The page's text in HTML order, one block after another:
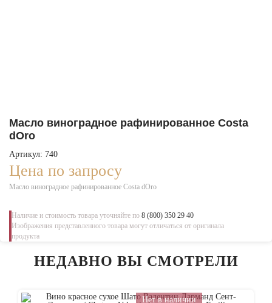
Масло виноградное рафинированное Costa
dOro
Артикул: 740
Цена по запросу
Масло виноградное рафинированное Costa dOro
Наличие и стоимость товара уточняйте по 8 (800) 350 29 40
Изображения представленного товара могут отличаться от оригинала
продукта
НЕДАВНО ВЫ СМОТРЕЛИ
Нет в наличии